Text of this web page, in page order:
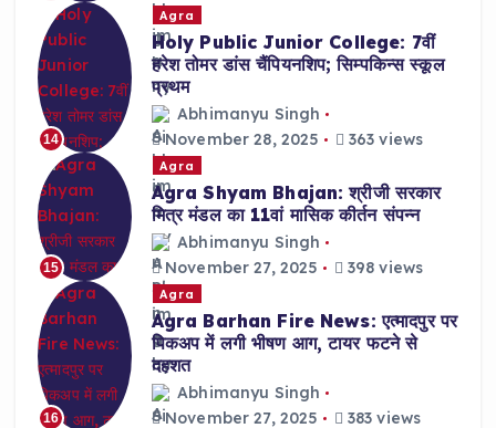
14
Agra
Holy Public Junior College: 7वीं
हरेश तोमर डांस चैंपियनशिप; सिम्पकिन्स स्कूल
प्रथम
Abhimanyu Singh
November 28, 2025
363 views
15
Agra
Agra Shyam Bhajan: श्रीजी सरकार
मित्र मंडल का 11वां मासिक कीर्तन संपन्न
Abhimanyu Singh
November 27, 2025
398 views
16
Agra
Agra Barhan Fire News: एत्मादपुर पर
पिकअप में लगी भीषण आग, टायर फटने से
दहशत
Abhimanyu Singh
November 27, 2025
383 views